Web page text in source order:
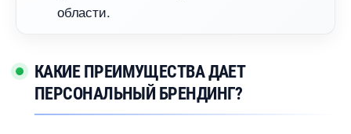
области.
КАКИЕ ПРЕИМУЩЕСТВА ДАЕТ
ПЕРСОНАЛЬНЫЙ БРЕНДИНГ?